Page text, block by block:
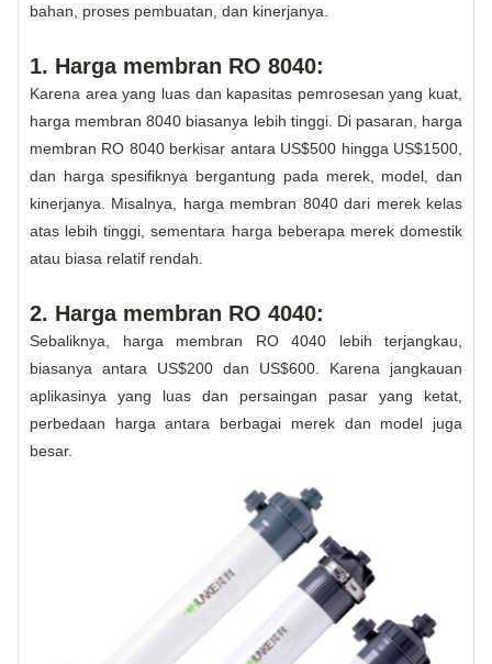
bahan, proses pembuatan, dan kinerjanya.
1. Harga membran RO 8040:
Karena area yang luas dan kapasitas pemrosesan yang kuat,
harga membran 8040 biasanya lebih tinggi. Di pasaran, harga
membran RO 8040 berkisar antara US$500 hingga US$1500,
dan harga spesifiknya bergantung pada merek, model, dan
kinerjanya. Misalnya, harga membran 8040 dari merek kelas
atas lebih tinggi, sementara harga beberapa merek domestik
atau biasa relatif rendah.
2. Harga membran RO 4040:
Sebaliknya, harga membran RO 4040 lebih terjangkau,
biasanya antara US$200 dan US$600. Karena jangkauan
aplikasinya yang luas dan persaingan pasar yang ketat,
perbedaan harga antara berbagai merek dan model juga
besar.